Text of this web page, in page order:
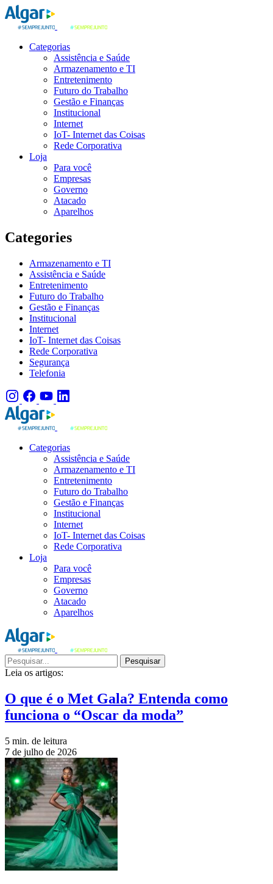
Categorias
Assistência e Saúde
Armazenamento e TI
Entretenimento
Futuro do Trabalho
Gestão e Finanças
Institucional
Internet
IoT- Internet das Coisas
Rede Corporativa
Loja
Para você
Empresas
Governo
Atacado
Aparelhos
Categories
Armazenamento e TI
Assistência e Saúde
Entretenimento
Futuro do Trabalho
Gestão e Finanças
Institucional
Internet
IoT- Internet das Coisas
Rede Corporativa
Segurança
Telefonia
Categorias
Assistência e Saúde
Armazenamento e TI
Entretenimento
Futuro do Trabalho
Gestão e Finanças
Institucional
Internet
IoT- Internet das Coisas
Rede Corporativa
Loja
Para você
Empresas
Governo
Atacado
Aparelhos
Pesquisar
Leia os artigos:
O que é o Met Gala? Entenda como
funciona o “Oscar da moda”
5 min. de leitura
7 de julho de 2026